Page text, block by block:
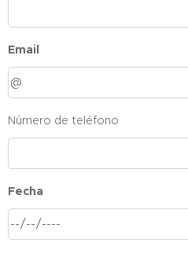
Email
Número de teléfono
Fecha